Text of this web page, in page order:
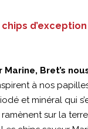
d’exception
Bret’s
à nos
et minéral qui
sur la